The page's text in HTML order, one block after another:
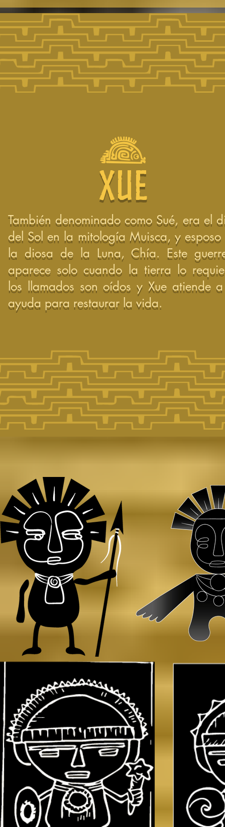
XUE
También denominado como Sué, era el
del Sol en la mitología Muisca, y esposo
la diosa de la Luna, Chía. Este
aparece solo cuando la tierra lo
los llamados son oídos y Xue atiende
ayuda para restaurar la vida.